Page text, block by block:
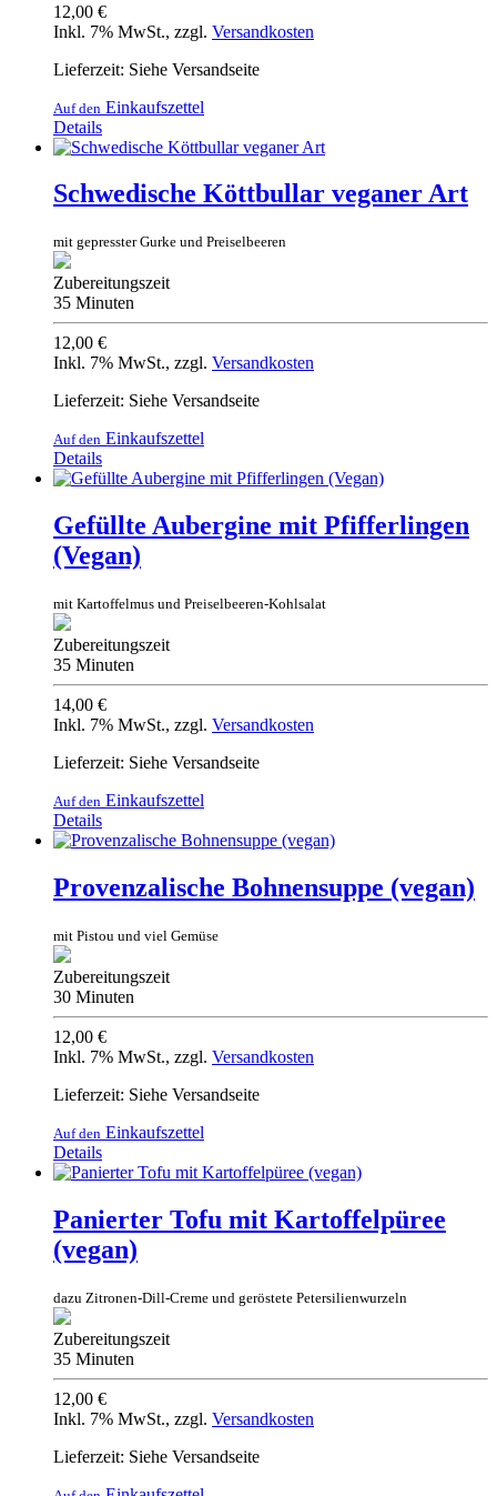
12,00 €
Inkl. 7% MwSt., zzgl. Versandkosten
Lieferzeit: Siehe Versandseite
Auf den Einkaufszettel
Details
Schwedische Köttbullar veganer Art
mit gepresster Gurke und Preiselbeeren
Zubereitungszeit
35 Minuten
12,00 €
Inkl. 7% MwSt., zzgl. Versandkosten
Lieferzeit: Siehe Versandseite
Auf den Einkaufszettel
Details
Gefüllte Aubergine mit Pfifferlingen
(Vegan)
mit Kartoffelmus und Preiselbeeren-Kohlsalat
Zubereitungszeit
35 Minuten
14,00 €
Inkl. 7% MwSt., zzgl. Versandkosten
Lieferzeit: Siehe Versandseite
Auf den Einkaufszettel
Details
Provenzalische Bohnensuppe (vegan)
mit Pistou und viel Gemüse
Zubereitungszeit
30 Minuten
12,00 €
Inkl. 7% MwSt., zzgl. Versandkosten
Lieferzeit: Siehe Versandseite
Auf den Einkaufszettel
Details
Panierter Tofu mit Kartoffelpüree
(vegan)
dazu Zitronen-Dill-Creme und geröstete Petersilienwurzeln
Zubereitungszeit
35 Minuten
12,00 €
Inkl. 7% MwSt., zzgl. Versandkosten
Lieferzeit: Siehe Versandseite